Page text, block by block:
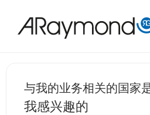
给我们发
与我的业务相关的国家
我感兴趣的